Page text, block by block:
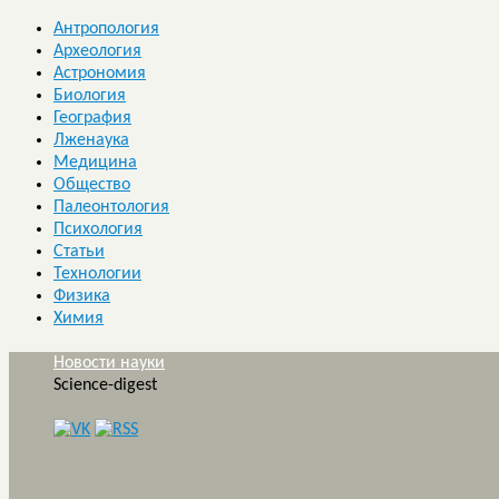
Антропология
Археология
Астрономия
Биология
География
Лженаука
Медицина
Общество
Палеонтология
Психология
Статьи
Технологии
Физика
Химия
Новости науки
Science-digest